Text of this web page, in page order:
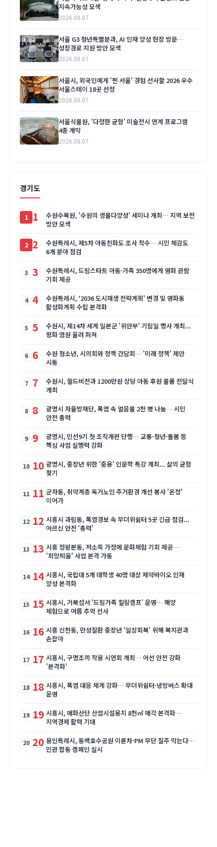
지속가능성 모색
2026.08.07
서울 G3 청년특별분과, AI 인재 양성 현장 방문…
성장경로 지원 방안 모색
2026.08.07
서울시, 외국인에게 '찐 서울' 경험 선사할 2026 우수
서울스테이 18곳 선정
2026.08.07
서울식물원, '다정한 균형' 미술전시 연계 프로그램
4종 개막
2026.08.07
경기도
1
수원수목원, '수원의 생물다양성' 세미나 개최… 지역 보전
방안 모색
2
수원특례시, 제5차 아동친화도 조사 착수… 시민 체감도
6개 분야 점검
3
수원특례시, 드림스타트 아동·가족 350명에게 영화 관람
기회 제공
4
수원특례시, '2036 도시재생 전략계획' 변경 및 영화동
활성화계획 수립 본격화
5
수원시, 제14차 세계 일본군 '위안부' 기림일 행사 개최...
평화 염원 울려 퍼져
6
수원 청소년, 시의회와 정책 간담회… '미래 정책' 제안
시동
7
수원시, 월드비전과 1200만원 상당 아동 후원 물품 전달식
개최
8
광명시 자율방재단, 폭염 속 얼음물 2천 병 나눔… 시민
안전 총력
9
광명시, 민선9기 첫 조직개편 단행… 교통·청년·돌봄 등
핵심 사업 실행력 강화
10 광명시, 중장년 위한 '중용' 인문학 특강 개최... 삶의 균형
찾기
11 군자동, 취약계층 독거노인 주거환경 개선 봉사 '온정'
이어가
12 시흥시 과림동, 폭염경보 속 무더위쉼터 5곳 긴급 점검...
어르신 안전 '총력'
13 시흥 정왕본동, 저소득 가정에 문화체험 기회 제공…
'희망틔움' 사업 본격 가동
14 시흥시, 국립대 5개 대학생 40명 대상 제약바이오 인재
양성 본격화
15 시흥시, 거북섬서 '드림가족 힐링캠프' 운영… 해양
체험으로 여름 추억 선사
16 시흥 신천동, 만성질환 중장년 '일상회복' 위해 복지관과
손잡아
17 시흥시, 구명조끼 착용 시연회 개최… 어선 안전 강화
'본격화'
18 시흥시, 폭염 대응 체계 강화… 무더위쉼터·냉방버스 확대
운영
19 시흥시, 매화산단 산업시설용지 8천㎡ 매각 본격화…
지역경제 활력 기대
20 용인특례시, 동백호수공원 이륜차·PM 무단 질주 막는다…
민관 합동 캠페인 실시